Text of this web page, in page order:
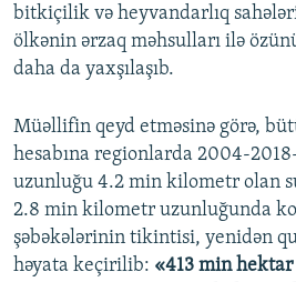
bitkiçilik və heyvandarlıq
ölkənin ərzaq məhsulları ilə
daha da yaxşılaşıb.
Müəllifin qeyd etməsinə görə,
hesabına regionlarda 2004-
uzunluğu 4.2 min kilometr olan
2.8 min kilometr uzunluğunda
şəbəkələrinin tikintisi, yenidən
həyata keçirilib: «413 min hektar